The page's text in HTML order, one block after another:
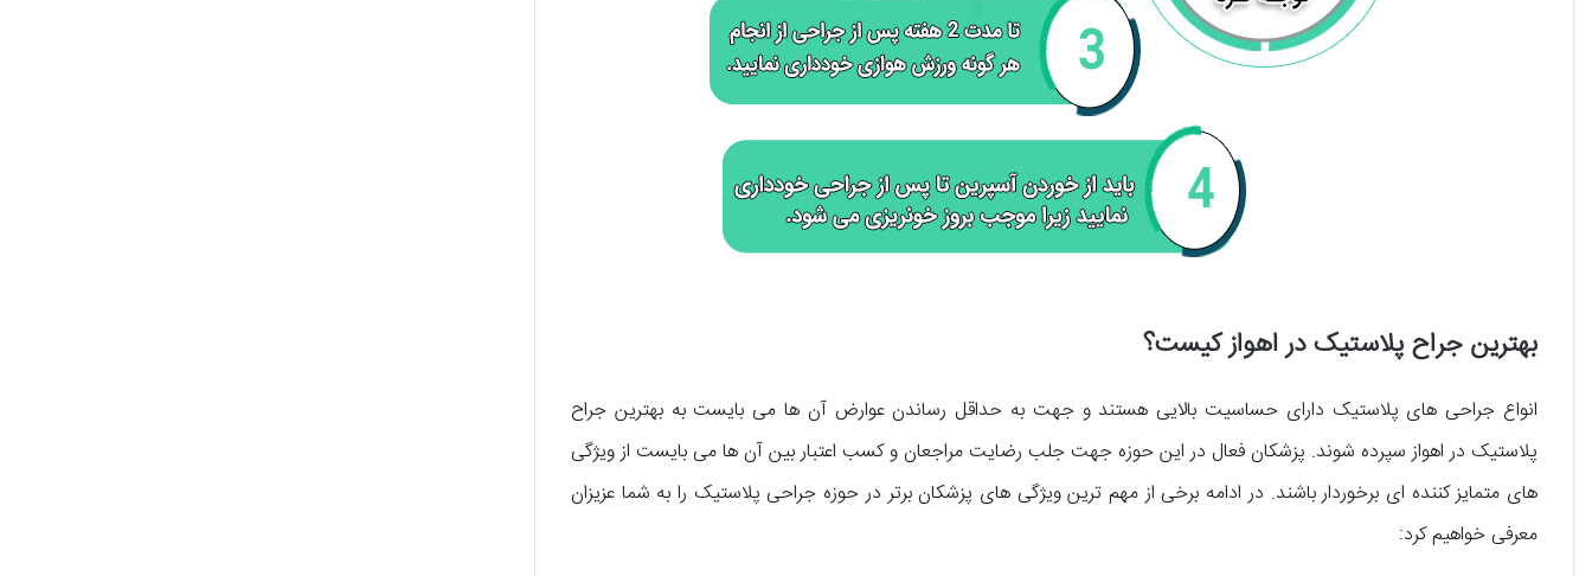
بهترین جراح پلاستیک در اهواز کیست؟
انواع جراحی های پلاستیک دارای حساسیت بالایی هستند و جهت به حداقل رساندن عوارض آن ها می بایست به بهترین جراح
پلاستیک در اهواز سپرده شوند. پزشکان فعال در این حوزه جهت جلب رضایت مراجعان و کسب اعتبار بین آن ها می بایست از ویژگی
های متمایز کننده ای برخوردار باشند. در ادامه برخی از مهم ترین ویژگی های پزشکان برتر در حوزه جراحی پلاستیک را به شما عزیزان
معرفی خواهیم کرد: